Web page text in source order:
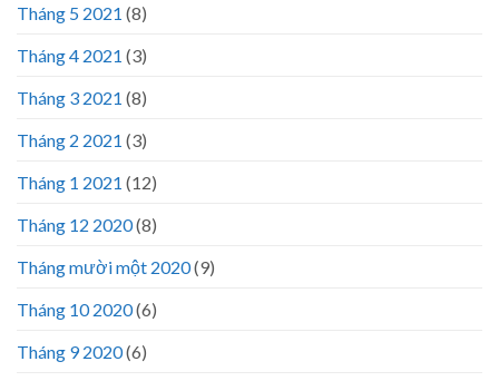
Tháng 5 2021 (8)
Tháng 4 2021 (3)
Tháng 3 2021 (8)
Tháng 2 2021 (3)
Tháng 1 2021 (12)
Tháng 12 2020(8)
Tháng mười một 2020(9)
Tháng 10 2020(6)
Tháng 9 2020(6)